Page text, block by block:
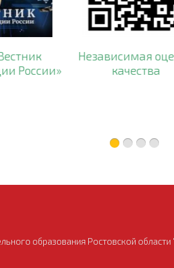
России»
Независимая
качества
образования Ростовской